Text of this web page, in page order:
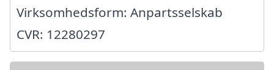
Virksomhedsform: Anpartsselskab
CVR: 12280297